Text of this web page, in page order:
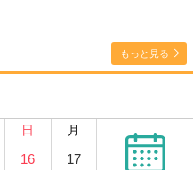
もっと見る
日 月
16
17